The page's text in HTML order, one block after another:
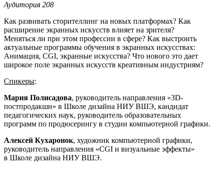
Аудитория 208
Как развивать сторителлинг на новых платформах? Как
расширение экранных искусств влияет на зрителя?
Меняться ли при этом профессии в сфере? Как выстроить
актуальные программы обучения в экранных искусствах:
Анимация, CGI, экранные искусства? Что нового это дает
широкое поле экранных искусств креативным индустриям?
Спикеры:
Мария Полисадова, руководитель направления «3D-
постпродакшн» в Школе дизайна НИУ ВШЭ, кандидат
педагогических наук, руководитель образовательных
программ по продюсерингу в студии компьютерной графики.
Алексей Кухаронок, художник компьютерной графики,
руководитель направления «CGI и визуальные эффекты»
в Школе дизайна НИУ ВШЭ.